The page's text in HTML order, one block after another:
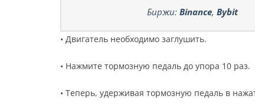
Биржи: Binance, Bybit
• Двигатель необходимо заглушить.
• Нажмите тормозную педаль до упора 10 раз.
• Теперь, удерживая тормозную педаль в